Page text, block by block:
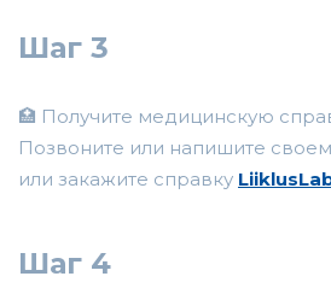
Шаг 3
🏥 Получите медицинскую
Позвоните или напишите
или закажите справку
Шаг 4